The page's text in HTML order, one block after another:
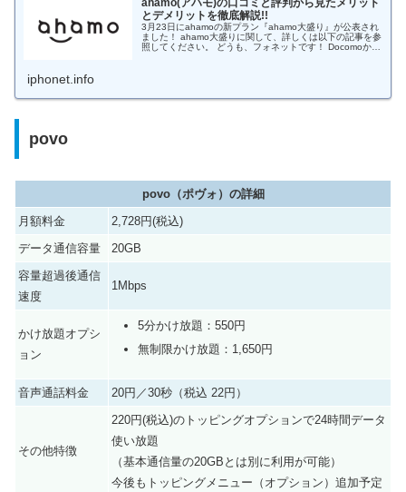
ahamo(アハモ)の口コミと評判から見たメリット
とデメリットを徹底解説!!
3月23日にahamoの新プラン『ahamo大盛り』が公表され
ました！ ahamo大盛りに関して、詳しくは以下の記事を参
照してください。 どうも、フォネットです！ Docomoから
iphonet.info
povo
povo（ポヴォ）の詳細
月額料金
2,728円(税込)
データ通信容量
20GB
容量超過後通信
速度
1Mbps
かけ放題オプシ
ョン
5分かけ放題：550円
無制限かけ放題：1,650円
音声通話料金 20円／30秒（税込 22円）
その他特徴
220円(税込)のトッピングオプションで24時間データ
使い放題
（基本通信量の20GBとは別に利用が可能）
今後もトッピングメニュー（オプション）追加予定